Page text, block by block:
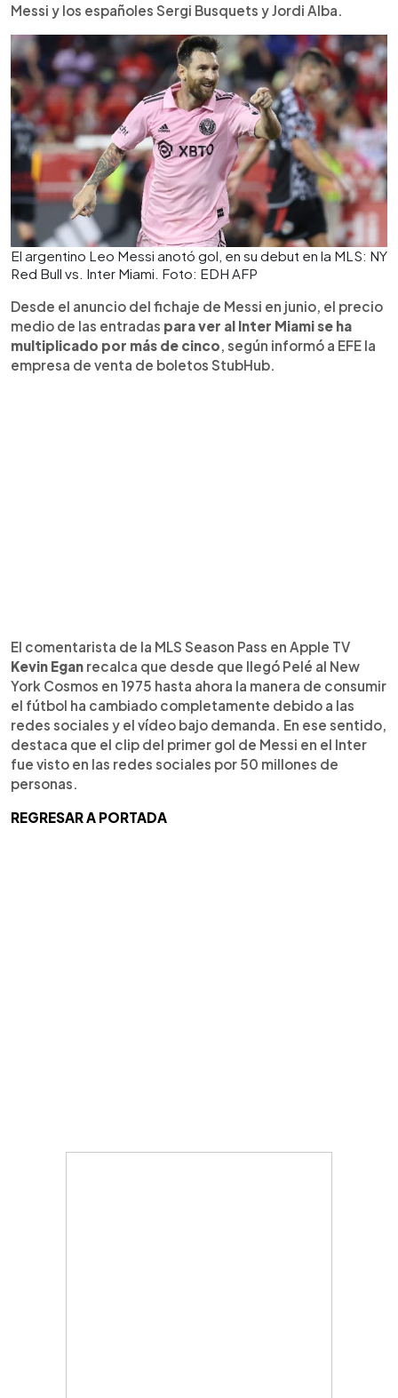
Messi y los españoles Sergi Busquets y Jordi Alba.
El argentino Leo Messi anotó gol, en su debut en la MLS: NY
Red Bull vs. Inter Miami. Foto: EDH AFP
Desde el anuncio del fichaje de Messi en junio, el precio
medio de las entradas para ver al Inter Miami se ha
multiplicado por más de cinco , según informó a EFE la
empresa de venta de boletos StubHub.
El comentarista de la MLS Season Pass en Apple TV
Kevin Egan recalca que desde que llegó Pelé al New
York Cosmos en 1975 hasta ahora la manera de consumir
el fútbol ha cambiado completamente debido a las
redes sociales y el vídeo bajo demanda. En ese sentido,
destaca que el clip del primer gol de Messi en el Inter
fue visto en las redes sociales por 50 millones de
personas.
REGRESAR A PORTADA